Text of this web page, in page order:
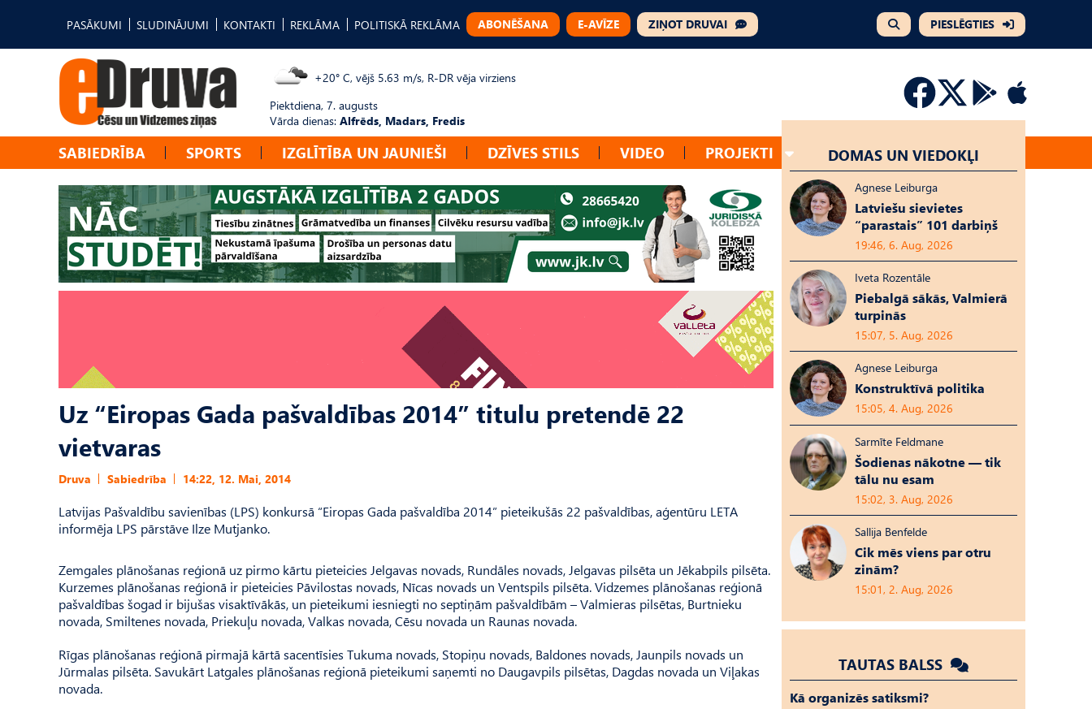
PASĀKUMI SLUDINĀJUMI KONTAKTI REKLĀMA POLITISKĀ REKLĀMA ABONĒŠANA E-AVĪZE ZIŅOT DRUVAI PIESLĒGTIES
+20° C, vējš 5.63 m/s, R-DR vēja virziens
Piektdiena, 7. augusts
Vārda dienas: Alfrēds, Madars, Fredis
SABIEDRĪBA SPORTS IZGLĪTĪBA UN JAUNIEŠI DZĪVES STILS VIDEO PROJEKTI
Uz “Eiropas Gada pašvaldības 2014” titulu pretendē 22
vietvaras
Druva Sabiedrība 14:22, 12. Mai, 2014
Latvijas Pašvaldību savienības (LPS) konkursā “Eiropas Gada pašvaldība 2014” pieteikušās 22 pašvaldības, aģentūru LETA
informēja LPS pārstāve Ilze Mutjanko.
Zemgales plānošanas reģionā uz pirmo kārtu pieteicies Jelgavas novads, Rundāles novads, Jelgavas pilsēta un Jēkabpils pilsēta.
Kurzemes plānošanas reģionā ir pieteicies Pāvilostas novads, Nīcas novads un Ventspils pilsēta. Vidzemes plānošanas reģionā
pašvaldības šogad ir bijušas visaktīvākās, un pieteikumi iesniegti no septiņām pašvaldībām – Valmieras pilsētas, Burtnieku
novada, Smiltenes novada, Priekuļu novada, Valkas novada, Cēsu novada un Raunas novada.
Rīgas plānošanas reģionā pirmajā kārtā sacentīsies Tukuma novads, Stopiņu novads, Baldones novads, Jaunpils novads un
Jūrmalas pilsēta. Savukārt Latgales plānošanas reģionā pieteikumi saņemti no Daugavpils pilsētas, Dagdas novada un Viļakas
novada.
DOMAS UN VIEDOKĻI
Agnese Leiburga
Latviešu sievietes
“parastais” 101 darbiņš
19:46, 6. Aug, 2026
Iveta Rozentāle
Piebalgā sākās, Valmierā
turpinās
15:07, 5. Aug, 2026
Agnese Leiburga
Konstruktīvā politika
15:05, 4. Aug, 2026
Sarmīte Feldmane
Šodienas nākotne — tik
tālu nu esam
15:02, 3. Aug, 2026
Sallija Benfelde
Cik mēs viens par otru
zinām?
15:01, 2. Aug, 2026
TAUTAS BALSS
Kā organizēs satiksmi?